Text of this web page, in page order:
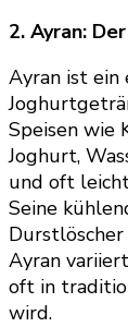
2. Ayran:
Ayran ist ein
Speisen wie
Joghurt,
und oft
Seine
Ayran
oft in
wird.